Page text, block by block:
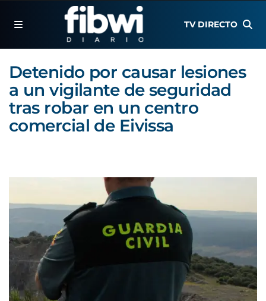
TV DIRECTO
Detenido por causar lesiones
a un vigilante de seguridad
tras robar en un centro
comercial de Eivissa